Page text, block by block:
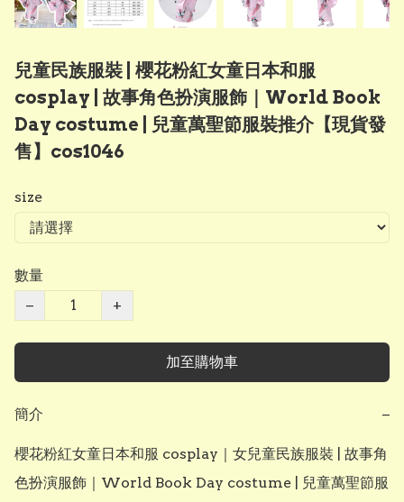
兒童民族服裝 | 櫻花粉紅女童日本和服
cosplay | 故事角色扮演服飾｜World Book
Day costume | 兒童萬聖節服裝推介【現貨發
售】cos1046
size
數量
−
+
加至購物車
簡介 −
櫻花粉紅女童日本和服 cosplay｜女兒童民族服裝 | 故事角
色扮演服飾｜World Book Day costume | 兒童萬聖節服